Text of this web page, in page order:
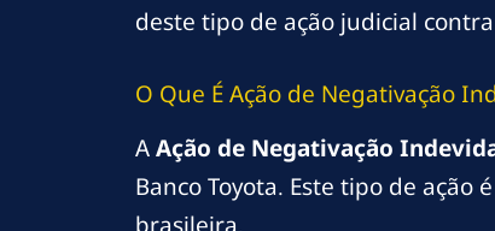
deste tipo de ação judicial contra
O Que É Ação de Negativação
AAção de Negativação
Banco Toyota. Este tipo de ação